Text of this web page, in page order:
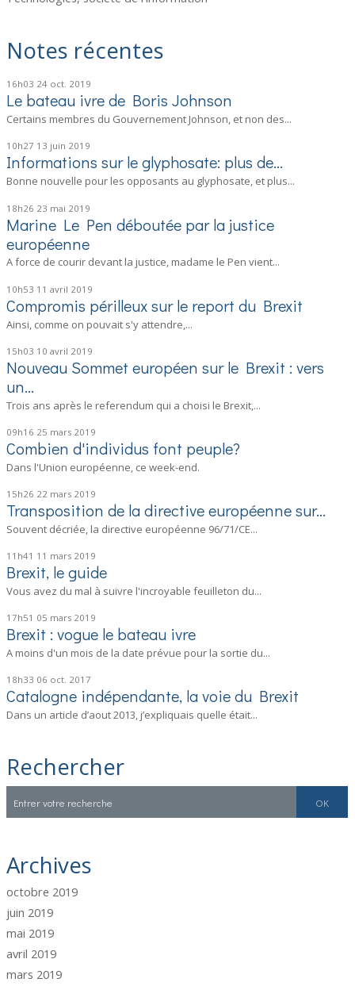
Notes récentes
16h03 24 oct. 2019
Le bateau ivre de Boris Johnson
Certains membres du Gouvernement Johnson, et non des...
10h27 13 juin 2019
Informations sur le glyphosate: plus de...
Bonne nouvelle pour les opposants au glyphosate, et plus...
18h26 23 mai 2019
Marine Le Pen déboutée par la justice
européenne
A force de courir devant la justice, madame le Pen vient...
10h53 11 avril 2019
Compromis périlleux sur le report du Brexit
Ainsi, comme on pouvait s'y attendre,...
15h03 10 avril 2019
Nouveau Sommet européen sur le Brexit : vers
un...
Trois ans après le referendum qui a choisi le Brexit,...
09h16 25 mars 2019
Combien d'individus font peuple?
Dans l'Union européenne, ce week-end.
15h26 22 mars 2019
Transposition de la directive européenne sur...
Souvent décriée, la directive européenne 96/71/CE...
11h41 11 mars 2019
Brexit, le guide
Vous avez du mal à suivre l'incroyable feuilleton du...
17h51 05 mars 2019
Brexit : vogue le bateau ivre
A moins d'un mois de la date prévue pour la sortie du...
18h33 06 oct. 2017
Catalogne indépendante, la voie du Brexit
Dans un article d’aout 2013, j’expliquais quelle était...
Rechercher
Archives
octobre 2019
juin 2019
mai 2019
avril 2019
mars 2019